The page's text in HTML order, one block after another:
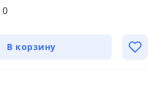
0
В корзину